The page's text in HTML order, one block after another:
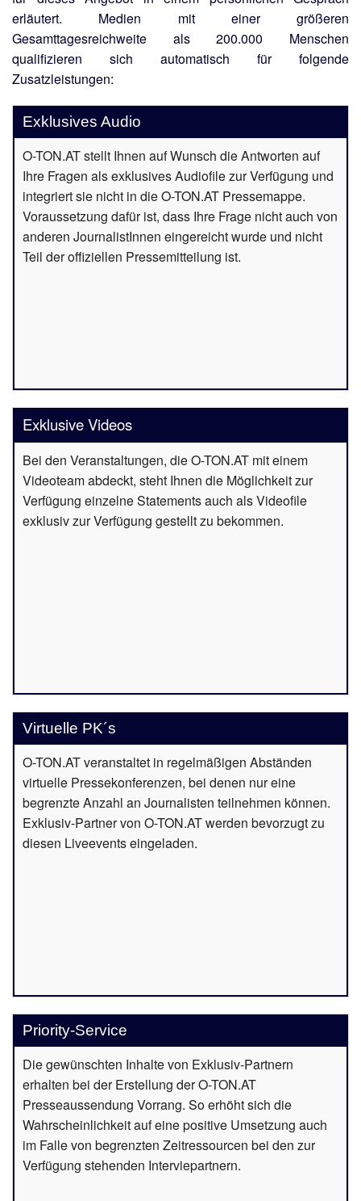
erläutert. Medien mit einer größeren
Gesamttagesreichweite als 200.000 Menschen
qualifizieren sich automatisch für folgende
Zusatzleistungen:
Exklusives Audio
O-TON.AT stellt Ihnen auf Wunsch die Antworten auf
Ihre Fragen als exklusives Audiofile zur Verfügung und
integriert sie nicht in die O-TON.AT Pressemappe.
Voraussetzung dafür ist, dass Ihre Frage nicht auch von
anderen JournalistInnen eingereicht wurde und nicht
Teil der offiziellen Pressemitteilung ist.
Exklusive Videos
Bei den Veranstaltungen, die O-TON.AT mit einem
Videoteam abdeckt, steht Ihnen die Möglichkeit zur
Verfügung einzelne Statements auch als Videofile
exklusiv zur Verfügung gestellt zu bekommen.
Virtuelle PK´s
O-TON.AT veranstaltet in regelmäßigen Abständen
virtuelle Pressekonferenzen, bei denen nur eine
begrenzte Anzahl an Journalisten teilnehmen können.
Exklusiv-Partner von O-TON.AT werden bevorzugt zu
diesen Liveevents eingeladen.
Priority-Service
Die gewünschten Inhalte von Exklusiv-Partnern
erhalten bei der Erstellung der O-TON.AT
Presseaussendung Vorrang. So erhöht sich die
Wahrscheinlichkeit auf eine positive Umsetzung auch
im Falle von begrenzten Zeitressourcen bei den zur
Verfügung stehenden Interviepartnern.